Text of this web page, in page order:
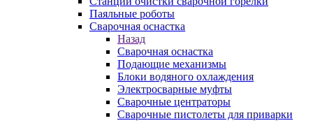
Паяльные роботы
Сварочная оснастка
Назад
Сварочная оснастка
Подающие механизмы
Блоки водяного охлаждения
Электросварные муфты
Сварочные центраторы
Сварочные пистолеты для приварки